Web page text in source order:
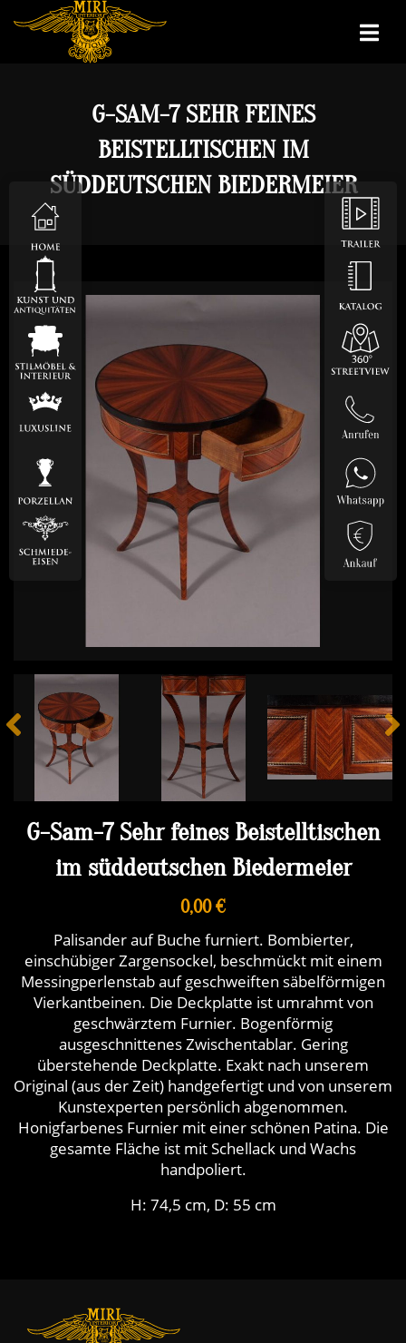
G-SAM-7 SEHR FEINES
BEISTELLTISCHEN IM
SÜDDEUTSCHEN BIEDERMEIER
G-Sam-7 Sehr feines Beistelltischen
im süddeutschen Biedermeier
0,00 €
Palisander auf Buche furniert. Bombierter,
einschübiger Zargensockel, beschmückt mit einem
Messingperlenstab auf geschweiften säbelförmigen
Vierkantbeinen. Die Deckplatte ist umrahmt von
geschwärztem Furnier. Bogenförmig
ausgeschnittenes Zwischentablar. Gering
überstehende Deckplatte. Exakt nach unserem
Original (aus der Zeit) handgefertigt und von unserem
Kunstexperten persönlich abgenommen.
Honigfarbenes Furnier mit einer schönen Patina. Die
gesamte Fläche ist mit Schellack und Wachs
handpoliert.
H: 74,5 cm, D: 55 cm